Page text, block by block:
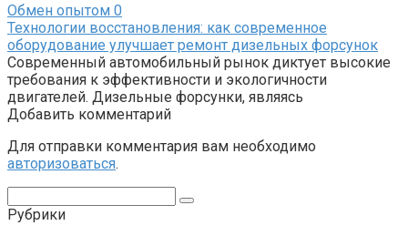
Обмен опытом 0
Технологии восстановления: как современное
оборудование улучшает ремонт дизельных форсунок
Современный автомобильный рынок диктует высокие
требования к эффективности и экологичности
двигателей. Дизельные форсунки, являясь
Добавить комментарий
Для отправки комментария вам необходимо
авторизоваться.
Рубрики